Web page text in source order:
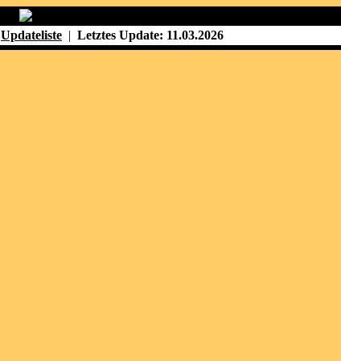
Updateliste | Letztes Update: 11.03.2026